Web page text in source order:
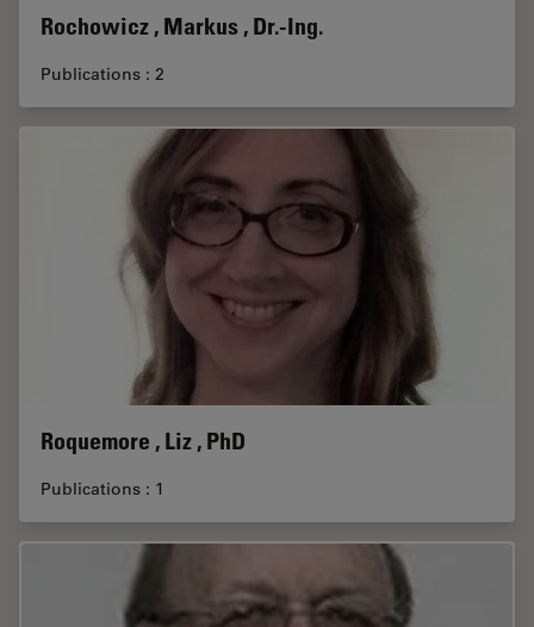
Rochowicz , Markus , Dr.-Ing.
Publications : 2
Roquemore , Liz , PhD
Publications : 1